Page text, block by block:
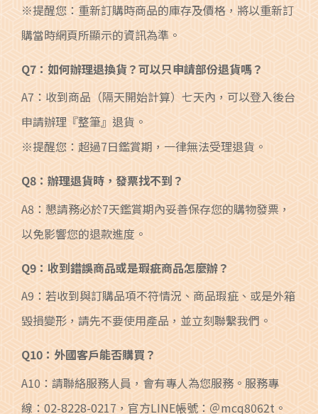
※提醒您：重新訂購時商品的庫存及價格，將以重新訂
購當時網頁所顯示的資訊為準。
Q7：如何辦理退換貨？可以只申請部份退貨嗎？
A7：收到商品（隔天開始計算）七天內，可以登入後台
申請辦理『整筆』退貨。
※提醒您：超過7日鑑賞期，一律無法受理退貨。
Q8：辦理退貨時，發票找不到？
A8：懇請務必於7天鑑賞期內妥善保存您的購物發票，
以免影響您的退款進度。
Q9：收到錯誤商品或是瑕疵商品怎麼辦？
A9：若收到與訂購品項不符情況、商品瑕疵、或是外箱
毀損變形，請先不要使用產品，並立刻聯繫我們。
Q10：外國客戶能否購買？
A10：請聯絡服務人員，會有專人為您服務。服務專
線：02-8228-0217，官方LINE帳號：＠mcq8062t。